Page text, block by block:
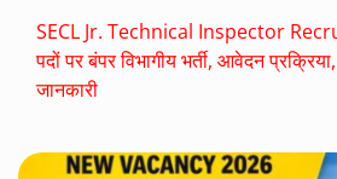
SECL Jr. Technical Inspector
पदों पर बंपर विभागीय भर्ती, आवेदन
जानकारी